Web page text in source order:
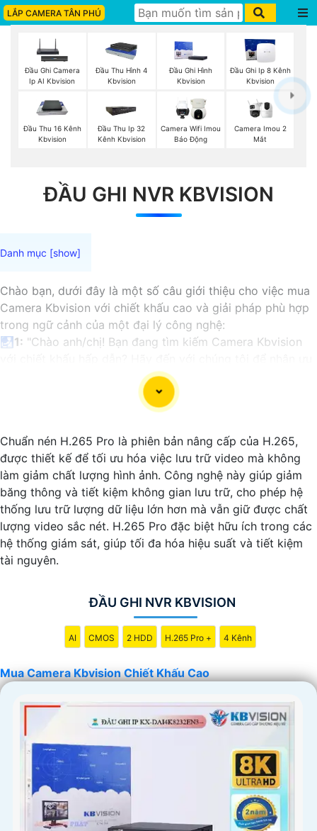
LẮP CAMERA TÂN PHÚ
Đầu Ghi Camera
Ip AI Kbvision
Đầu Thu Hình 4
Kbvision
Đầu Ghi Hình
Kbvision
Đầu Ghi Ip 8 Kênh
Kbvision
Đầu Thu 16 Kênh
Kbvision
Đầu Thu Ip 32
Kênh Kbvision
Camera Wifi Imou
Báo Động
Camera Imou 2
Mắt
ĐẦU GHI NVR KBVISION
Chào bạn, dưới đây là một số câu giới thiệu cho việc mua
Camera Kbvision với chiết khấu cao và giải pháp phù hợp
trong ngữ cảnh của một đại lý công nghệ:
🛃 1: "Chào anh/chị! Bạn đang tìm kiếm Camera Kbvision
đãi đặc biệt và được tư vấn về giải pháp chính xác nhất
cho nhu cầu an ninh của bạn!"
"Bạn muốn mua Camera Kbvision với giá ưu đãi và
trợ tốt nhất từ đội ngũ chuyên gia có kinh nghiệm!"
️🥈3: "Chúng tôi cam kết cung cấp Camera Kbvision chính
hãng với chiết khấu cao nhất trên thị trường. Hãy đến với
chúng tôi để trải nghiệm dịch vụ tốt nhất và nhận được sự
tư vấn chuyên nghiệp về giải pháp an ninh cần thiết!"
Hy vọng những câu giới thiệu trên sẽ giúp bạn thành công
trong việc tiếp cận khách hàng và tăng cơ hội bán hàng
của bạn. Nếu có bất kỳ yêu cầu hay câu hỏi nào khác, bạn
Chuẩn nén H.265 Pro là phiên bản nâng cấp của H.265,
được thiết kế để tối ưu hóa việc lưu trữ video mà không
làm giảm chất lượng hình ảnh. Công nghệ này giúp giảm
băng thông và tiết kiệm không gian lưu trữ, cho phép hệ
thống lưu trữ lượng dữ liệu lớn hơn mà vẫn giữ được chất
lượng video sắc nét. H.265 Pro đặc biệt hữu ích trong các
hệ thống giám sát, giúp tối đa hóa hiệu suất và tiết kiệm
tài nguyên.
ĐẦU GHI NVR KBVISION
AI CMOS 2 HDD H.265 Pro + 4 Kênh
Mua Camera Kbvision Chiết Khấu Cao